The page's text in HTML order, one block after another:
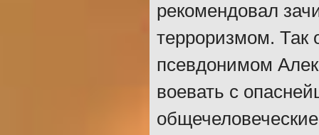
рекомендовал
терроризмом. Так
псевдонимом
воевать с